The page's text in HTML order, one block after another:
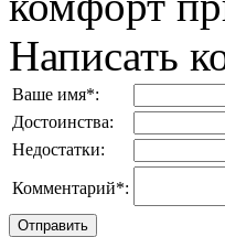
Написать
Ваше имя*:
Достоинства:
Недостатки:
Комментарий*: